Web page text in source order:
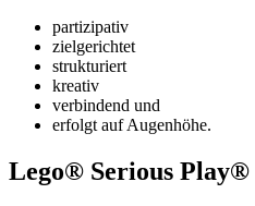
partizipativ
zielgerichtet
strukturiert
kreativ
verbindend und
erfolgt auf Augenhöhe.
Lego® Serious